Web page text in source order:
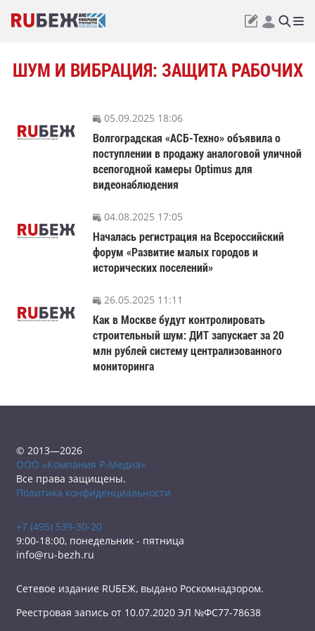
ШУМ И ВИБРАЦИЯ: ЗАЩИТА РАБОЧИХ
05.09.2025 18:06
Волгоградская «АСБ-Техно» объявила о
поступлении в продажу аналоговой уличной
всепогодной камеры Optimus для
видеонаблюдения
04.08.2025 17:05
Началась регистрация на Всероссийский
форум «Развитие малых городов и
исторических поселений»
26.05.2025 11:11
Как в Москве будут контролировать
строительный шум: ДИТ запускает за 20
млн рублей систему централизованного
мониторинга
© 2013—2026
ООО «Компания Р-Медиа»
Все права защищены.
Политика конфиденциальности
+7 (495) 539-30-20
9:00-18:00, понедельник - пятница
info@ru-bezh.ru
Сетевое издание RUБЕЖ, выдано Роскомнадзором.
Реестровая запись от 10.07.2020 ЭЛ №ФС77-78638